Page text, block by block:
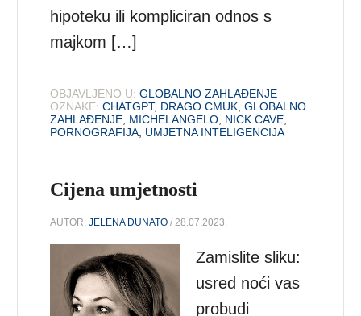
hipoteku ili kompliciran odnos s
majkom […]
OBJAVLJENO U: GLOBALNO ZAHLAĐENJE
OZNAKE: CHATGPT, DRAGO CMUK ,GLOBALNO
ZAHLAĐENJE MICHELANGELO NICK CAVE
PORNOGRAFIJA UMJETNA INTELIGENCIJA
Cijena umjetnosti
AUTOR:JELENA DUNATO / 28.07.2023.
Zamislite sliku:
usred noći vas
probudi